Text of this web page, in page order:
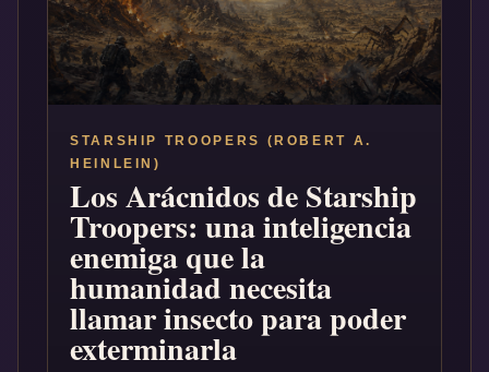
STARSHIP TROOPERS (ROBERT A.
HEINLEIN)
Los Arácnidos de Starship
Troopers: una inteligencia
enemiga que la
humanidad necesita
llamar insecto para poder
exterminarla